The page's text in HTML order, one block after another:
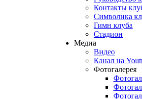
Контакты
Символика
Гимн клуба
Стадион
Медиа
Видео
Канал на
Фотогалерея